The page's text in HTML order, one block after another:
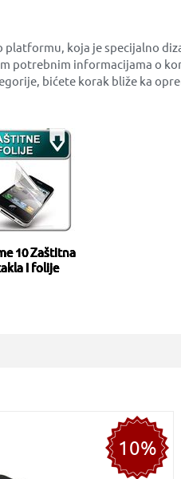
koja je specijalno
potrebnim informacijama o
bićete korak bliže ka
10 Zaštitna
I folije
10%